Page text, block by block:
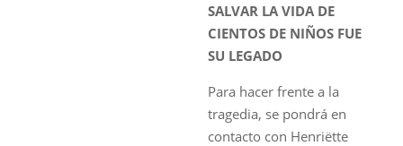
SALVAR LA VIDA DE
CIENTOS DE NIÑOS FUE
SU LEGADO
Para hacer frente a la
tragedia, se pondrá en
contacto con Henriëtte